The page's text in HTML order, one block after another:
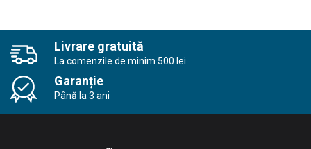
Livrare gratuită
La comenzile de minim 500 lei
Garanție
Până la 3 ani